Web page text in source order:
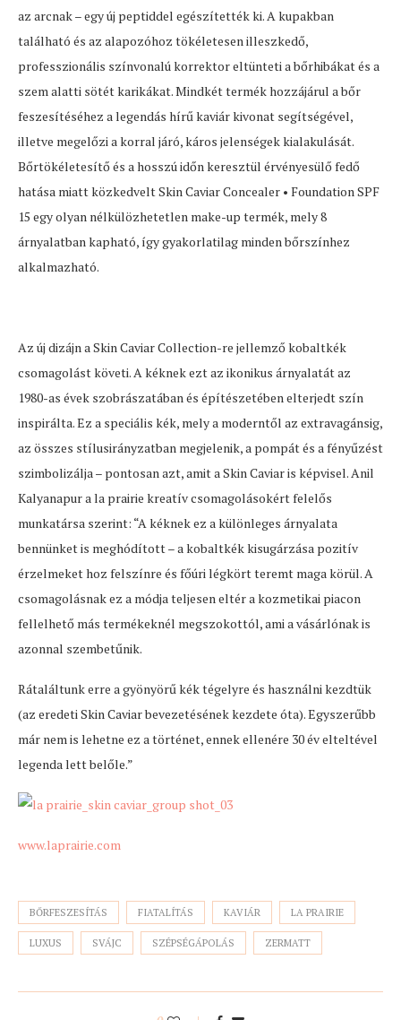
az arcnak – egy új peptiddel egészítették ki. A kupakban
található és az alapozóhoz tökéletesen illeszkedő,
professzionális színvonalú korrektor eltünteti a bőrhibákat és a
szem alatti sötét karikákat. Mindkét termék hozzájárul a bőr
feszesítéséhez a legendás hírű kaviár kivonat segítségével,
illetve megelőzi a korral járó, káros jelenségek kialakulását.
Bőrtökéletesítő és a hosszú időn keresztül érvényesülő fedő
hatása miatt közkedvelt Skin Caviar Concealer • Foundation SPF
15 egy olyan nélkülözhetetlen make-up termék, mely 8
árnyalatban kapható, így gyakorlatilag minden bőrszínhez
alkalmazható.
Az új dizájn a Skin Caviar Collection-re jellemző kobaltkék
csomagolást követi. A kéknek ezt az ikonikus árnyalatát az
1980-as évek szobrászatában és építészetében elterjedt szín
inspirálta. Ez a speciális kék, mely a moderntől az extravagánsig,
az összes stílusirányzatban megjelenik, a pompát és a fényűzést
szimbolizálja – pontosan azt, amit a Skin Caviar is képvisel. Anil
Kalyanapur a la prairie kreatív csomagolásokért felelős
munkatársa szerint: “A kéknek ez a különleges árnyalata
bennünket is meghódított – a kobaltkék kisugárzása pozitív
érzelmeket hoz felszínre és főúri légkört teremt maga körül. A
csomagolásnak ez a módja teljesen eltér a kozmetikai piacon
fellelhető más termékeknél megszokottól, ami a vásárlónak is
azonnal szembetűnik.
Rátaláltunk erre a gyönyörű kék tégelyre és használni kezdtük
(az eredeti Skin Caviar bevezetésének kezdete óta). Egyszerűbb
már nem is lehetne ez a történet, ennek ellenére 30 év elteltével
legenda lett belőle.”
www.laprairie.com
BŐRFESZESÍTÁS FIATALÍTÁS KAVIÁR LA PRAIRIE
LUXUS SVÁJC SZÉPSÉGÁPOLÁS ZERMATT